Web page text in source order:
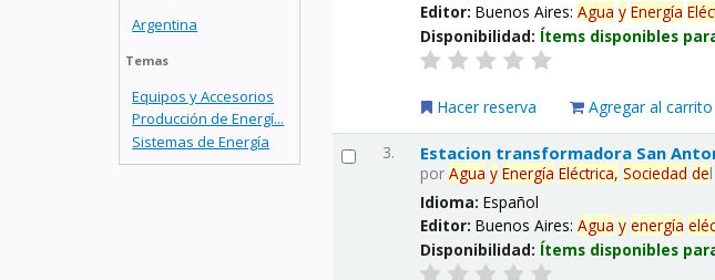
Argentina
Temas
Equipos y Accesorios
Producción de Energí...
Sistemas de Energía
Editor:Buenos Aires:Agua y Energía
Disponibilidad: Ítems disponibles
Hacer reserva Agregar al carrito
3. Estacion transformadora San
porAgua y Energía Eléctrica, Sociedad de
Idioma:Español
Editor:Buenos Aires:Agua y energía
Disponibilidad: Ítems disponibles